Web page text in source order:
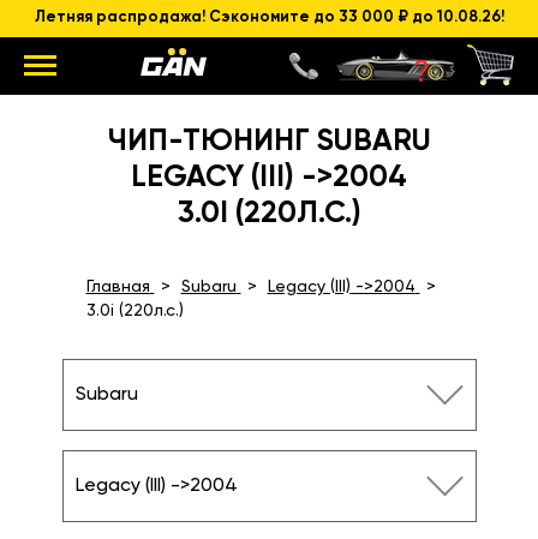
Летняя распродажа! Сэкономите до 33 000 ₽ до 10.08.26!
ЧИП-ТЮНИНГ SUBARU
LEGACY (III) ->2004
3.0I (220Л.С.)
Главная Subaru
Legacy (III) ->2004
3.0i (220л.с.)
Subaru
Legacy (III) ->2004